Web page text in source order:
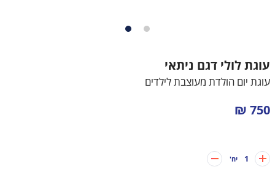
עוגות חתונה
קאפקייקס מעוצבים
עוגת לולי דגם ניתאי
עוגת יום הולדת מעוצבת לילדים
750 ₪
1 יח'